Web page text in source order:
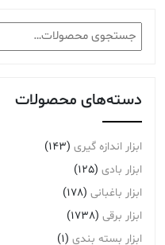
جستجو
برای:
دسته‌های محصولات
ابزار اندازه گیری (143)
ابزار بادی (125)
ابزار باغبانی (178)
ابزار برقی (1738)
ابزار بسته بندی (1)